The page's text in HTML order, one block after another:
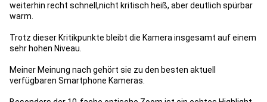
weiterhin recht schnell,nicht kritisch heiß, aber deutlich spürbar
warm.
Trotz dieser Kritikpunkte bleibt die Kamera insgesamt auf einem
sehr hohen Niveau.
Meiner Meinung nach gehört sie zu den besten aktuell
verfügbaren Smartphone Kameras.